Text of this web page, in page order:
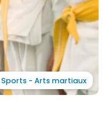
Sports - Arts martiaux